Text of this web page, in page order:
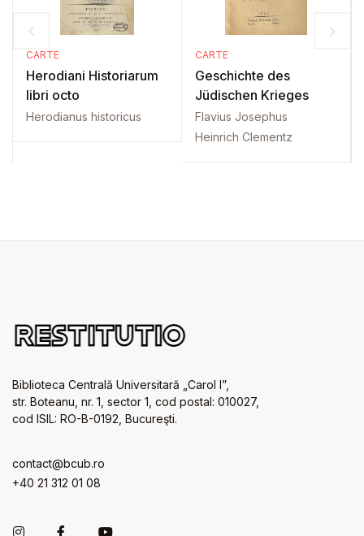
CARTE
Herodiani Historiarum
libri octo
Herodianus historicus
CARTE
Geschichte des
Jüdischen Krieges
Flavius Josephus
Heinrich Clementz
Biblioteca Centrală Universitară „Carol I”,
str. Boteanu, nr. 1, sector 1, cod postal: 010027,
cod ISIL: RO-B-0192, Bucureşti.
contact@bcub.ro
+40 21 312 01 08